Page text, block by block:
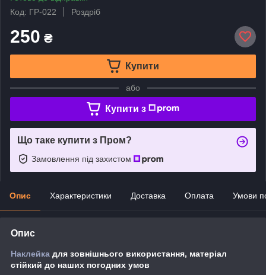
Код: ГР-022
Роздріб
250 ₴
Купити
або
Купити з
Що таке купити з Пром?
Замовлення під захистом
Опис Характеристики Доставка Оплата Умови
Опис
Наклейка для зовнішнього використання, матеріал
стійкий до наших погодних умов